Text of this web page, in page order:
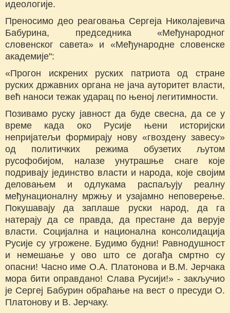
идеологије.
Преносимо део реаговања Сергеја Николајевича
Бабурина, председника «Међународног
словенског савета» и «Међународне словенске
академије":
«Прогон искрених руских патриота од стране
руских државних органа не јача ауторитет власти,
већ наноси тежак ударац по њеној легитимности.
Позивамо руску јавност да буде свесна, да се у
време када око Русије њени историјски
непријатељи формирају нову «гвоздену завесу»
од политичких режима обузетих љутом
русофобијом, налазе унутрашње снаге које
подривају јединство власти и народа, које својим
деловањем и одлукама распаљују реалну
међунационалну мржњу и узајамно неповерење.
Покушавају да заплаше руски народ, да га
натерају да се правда, да престане да верује
власти. Социјална и национална консолидација
Русије су угрожене. Будимо будни! Равнодушност
и немешање у ово што се догађа смртно су
опасни! Часно име О.А. Платонова и В.М. Јерчака
мора бити оправдано! Слава Русији!» - закључио
је Сергеј Бабурин обраћање на вест о пресуди О.
Платонову и В. Јерчаку.